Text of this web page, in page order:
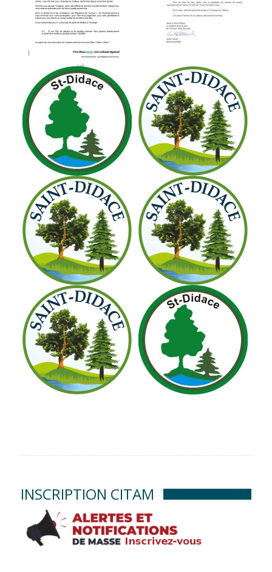
INSCRIPTION CITAM